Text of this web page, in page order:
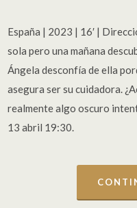
España | 2023 | 16′ |
sola pero una mañana
Ángela desconfía de ella
asegura ser su cuidadora.
realmente algo oscuro
13 abril 19:30.